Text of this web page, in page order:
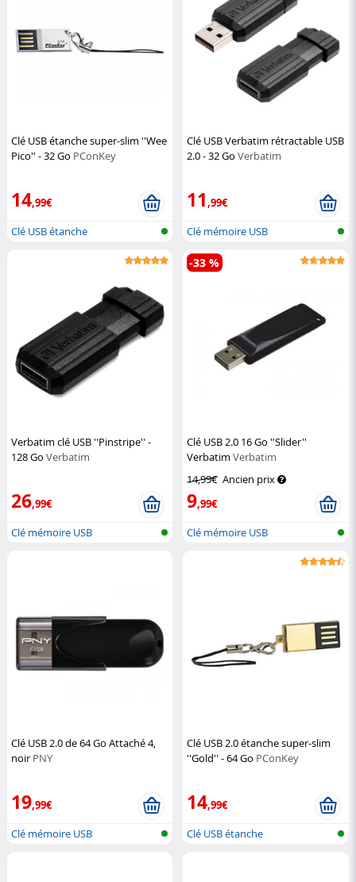
Clé USB étanche super-slim ''Wee
Pico'' - 32 Go PConKey
14,99€
Clé USB étanche
Clé USB Verbatim rétractable USB
2.0 - 32 GoVerbatim
11,99€
Clé mémoire USB
Verbatim clé USB ''Pinstripe'' -
128 Go Verbatim
26,99€
Clé mémoire USB
Clé USB 2.0 16 Go ''Slider''
VerbatimVerbatim
14,99€ Ancien prix
9,99€
-33 %
Clé mémoire USB
Clé USB 2.0 de 64 Go Attaché 4,
noir PNY
19,99€
Clé mémoire USB
Clé USB 2.0 étanche super-slim
''Gold'' - 64 Go PConKey
14,99€
Clé USB étanche